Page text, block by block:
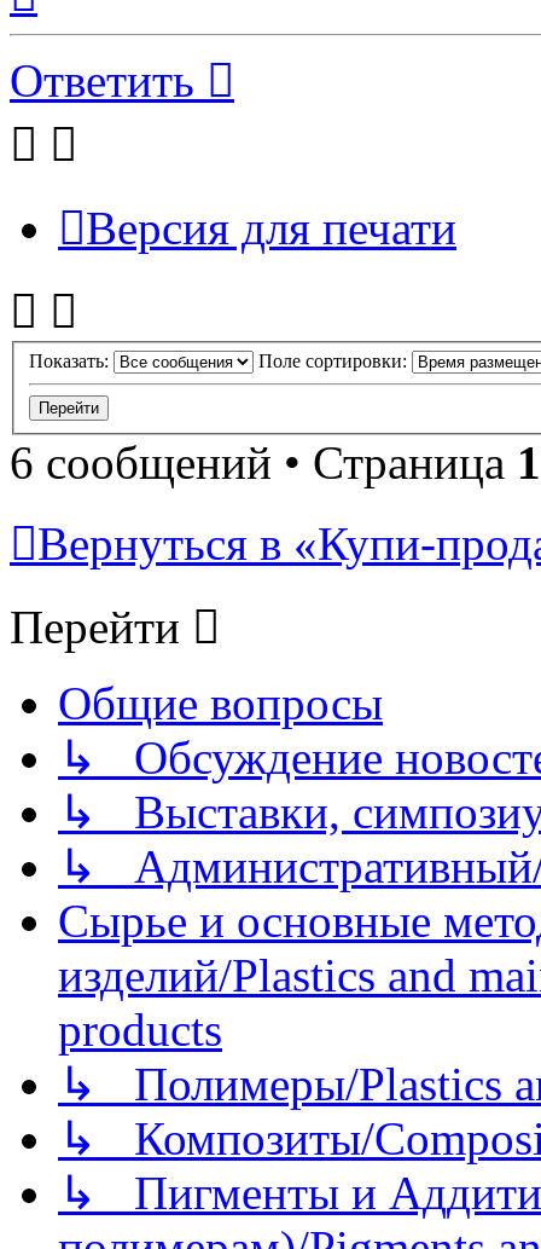
началу
Ответить
Версия для печати
Показать: Поле сортировки:
6 сообщений • Страница 1
Вернуться в «Купи-
Перейти
Общие вопросы
↳ Обсуждение
↳ Выставки,
↳
Сырье и основные
изделий/Plastics and
products
↳ Полимеры/Plastics
↳ Композиты/
↳ Пигменты и